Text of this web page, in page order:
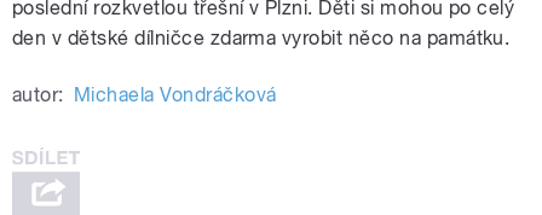
poslední rozkvetlou třešní v Plzni. Děti si mohou po celý
den v dětské dílničce zdarma vyrobit něco na památku.
autor: Michaela Vondráčková